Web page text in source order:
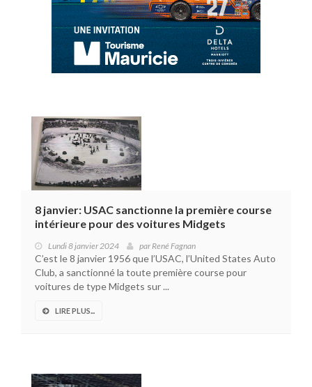
8 janvier: USAC sanctionne la première course
intérieure pour des voitures Midgets
Lundi 8 janvier 2024 parRené Fagnan
C’est le 8 janvier 1956 que l’USAC, l’United States Auto
Club, a sanctionné la toute première course pour
voitures de type Midgets sur ...
LIRE PLUS...